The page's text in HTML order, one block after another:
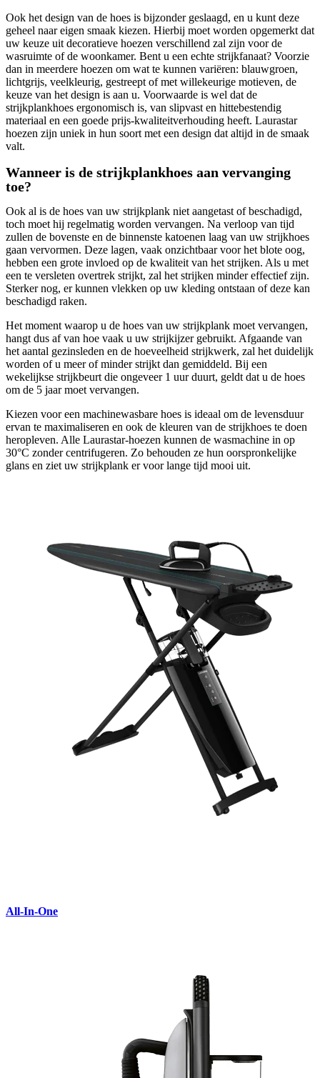
Ook het design van de hoes is bijzonder geslaagd, en u kunt deze
geheel naar eigen smaak kiezen. Hierbij moet worden opgemerkt dat
uw keuze uit decoratieve hoezen verschillend zal zijn voor de
wasruimte of de woonkamer. Bent u een echte strijkfanaat? Voorzie
dan in meerdere hoezen om wat te kunnen variëren: blauwgroen,
lichtgrijs, veelkleurig, gestreept of met willekeurige motieven, de
keuze van het design is aan u. Voorwaarde is wel dat de
strijkplankhoes ergonomisch is, van slipvast en hittebestendig
materiaal en een goede prijs-kwaliteitverhouding heeft. Laurastar
hoezen zijn uniek in hun soort met een design dat altijd in de smaak
valt.
Wanneer is de strijkplankhoes aan vervanging
toe?
Ook al is de hoes van uw strijkplank niet aangetast of beschadigd,
toch moet hij regelmatig worden vervangen. Na verloop van tijd
zullen de bovenste en de binnenste katoenen laag van uw strijkhoes
gaan vervormen. Deze lagen, vaak onzichtbaar voor het blote oog,
hebben een grote invloed op de kwaliteit van het strijken. Als u met
een te versleten overtrek strijkt, zal het strijken minder effectief zijn.
Sterker nog, er kunnen vlekken op uw kleding ontstaan of deze kan
beschadigd raken.
Het moment waarop u de hoes van uw strijkplank moet vervangen,
hangt dus af van hoe vaak u uw strijkijzer gebruikt. Afgaande van
het aantal gezinsleden en de hoeveelheid strijkwerk, zal het duidelijk
worden of u meer of minder strijkt dan gemiddeld. Bij een
wekelijkse strijkbeurt die ongeveer 1 uur duurt, geldt dat u de hoes
om de 5 jaar moet vervangen.
Kiezen voor een machinewasbare hoes is ideaal om de levensduur
ervan te maximaliseren en ook de kleuren van de strijkhoes te doen
heropleven. Alle Laurastar-hoezen kunnen de wasmachine in op
30°C zonder centrifugeren. Zo behouden ze hun oorspronkelijke
glans en ziet uw strijkplank er voor lange tijd mooi uit.
All-In-One